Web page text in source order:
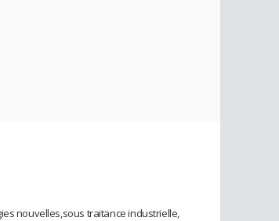
nouvelles,sous traitance industrielle,